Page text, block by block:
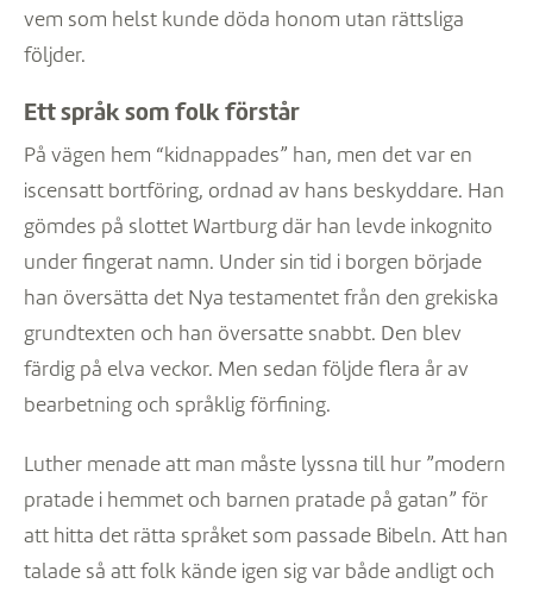
vem som helst kunde döda honom utan rättsliga
följder.
Ett språk som folk förstår
På vägen hem “kidnappades” han, men det var en
iscensatt bortföring, ordnad av hans beskyddare. Han
gömdes på slottet Wartburg där han levde inkognito
under fingerat namn. Under sin tid i borgen började
han översätta det Nya testamentet från den grekiska
grundtexten och han översatte snabbt. Den blev
färdig på elva veckor. Men sedan följde flera år av
bearbetning och språklig förfining.
Luther menade att man måste lyssna till hur ”modern
pratade i hemmet och barnen pratade på gatan” för
att hitta det rätta språket som passade Bibeln. Att han
talade så att folk kände igen sig var både andligt och